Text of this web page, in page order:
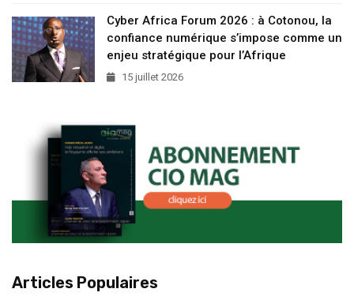
Cyber Africa Forum 2026 : à Cotonou, la
confiance numérique s’impose comme un
enjeu stratégique pour l’Afrique
15 juillet 2026
Articles Populaires